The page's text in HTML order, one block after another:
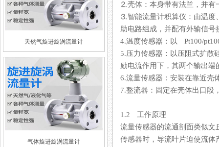
天然气旋进旋涡流量计
气体旋进旋涡流量计
⒉壳体：本身带有法兰，并有
⒊智能流量计积算仪：由温度
助电路组成，并配有外输信号接
4.温度传感器：以 Pt100/
5.压力传感器：以压阻式扩
励电流作用下，其两个输出
6.流量传感器：安装在靠近壳
7.整流器：固定在壳体出口段
1.2 工作原理
流量传感器的流通剖面类似文丘
传感器时，导流叶片迫使流